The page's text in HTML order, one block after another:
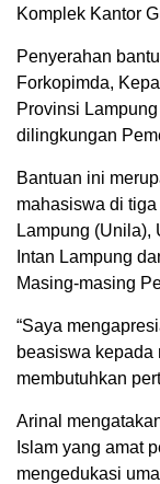
Komplek Kantor
Penyerahan
Forkopimda,
Provinsi
dilingkungan
Bantuan ini
mahasiswa di
Lampung (Unila),
Intan Lampung
Masing-masing
“Saya
beasiswa kepada
membutuhkan
Arinal
Islam yang amat
mengedukasi